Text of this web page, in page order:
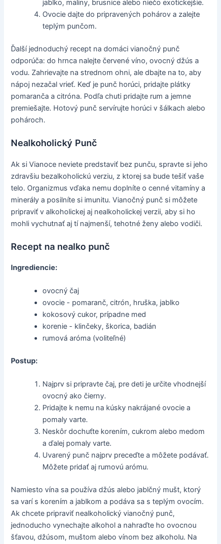
jablko, maliny, brusnice alebo niečo exotickejšie.
Ovocie dajte do pripravených pohárov a zalejte
teplým punčom.
Ďalší jednoduchý recept na domáci vianočný punč
odporúča: do hrnca nalejte červené víno, ovocný džús a
vodu. Zahrievajte na strednom ohni, ale dbajte na to, aby
nápoj nezačal vrieť. Keď je punč horúci, pridajte plátky
pomaranča a citróna. Podľa chuti pridajte rum a jemne
premiešajte. Hotový punč servírujte horúci v šálkach alebo
pohároch.
Nealkoholický Punč
Ak si Vianoce neviete predstaviť bez punču, spravte si jeho
zdravšiu bezalkoholickú verziu, z ktorej sa bude tešiť vaše
telo. Organizmus vďaka nemu doplníte o cenné vitamíny a
minerály a posilníte si imunitu. Vianočný punč si môžete
pripraviť v alkoholickej aj nealkoholickej verzii, aby si ho
mohli vychutnať aj tí najmenší, tehotné ženy alebo vodiči.
Recept na nealko punč
Ingrediencie:
ovocný čaj
ovocie - pomaranč, citrón, hruška, jablko
kokosový cukor, prípadne med
korenie - klinčeky, škorica, badián
rumová aróma (voliteľné)
Postup:
Najprv si pripravte čaj, pre deti je určite vhodnejší
ovocný ako čierny.
Pridajte k nemu na kúsky nakrájané ovocie a
pomaly varte.
Neskôr dochuťte korením, cukrom alebo medom
a ďalej pomaly varte.
Uvarený punč najprv preceďte a môžete podávať.
Môžete pridať aj rumovú arómu.
Namiesto vína sa používa džús alebo jablčný mušt, ktorý
sa varí s korením a jablkom a podáva sa s teplým ovocím.
Ak chcete pripraviť nealkoholický vianočný punč,
jednoducho vynechajte alkohol a nahraďte ho ovocnou
šťavou, džúsom, muštom alebo vínom bez alkoholu. Na